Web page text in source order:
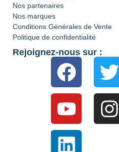
Nos partenaires
Nos marques
Conditions Générales de Vente
Politique de confidentialité
Rejoignez-nous sur :